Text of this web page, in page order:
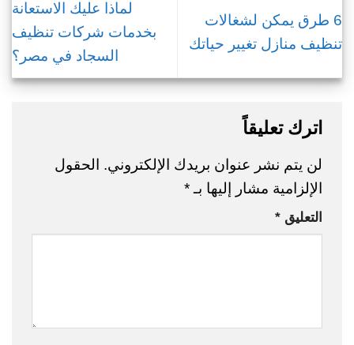
6 طرق يمكن لشغالات
تنظيف منازل تغيير حياتك
لماذا عليك الاستعانة
بخدمات شركات تنظيف
السجاد في مصر؟
اترك تعليقاً
لن يتم نشر عنوان بريدك الإلكتروني. الحقول
الإلزامية مشار إليها بـ*
التعليق *